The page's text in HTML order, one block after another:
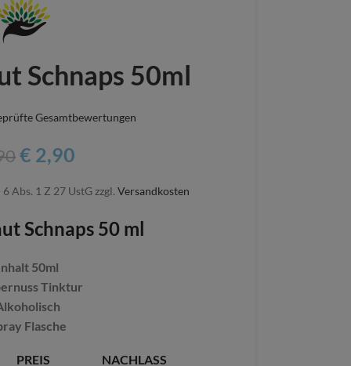
Schnaps 50ml
Gesamtbewertungen
€ 2,90
Abs. 1 Z 27 UstG zzgl.Versandkosten
Schnaps 50 ml
50ml
Tinktur
Flasche
PREIS NACHLASS